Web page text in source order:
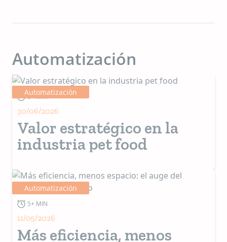
Automatización
Automatización
6+ MIN
30/06/2026
Valor estratégico en la
industria pet food
Automatización
5+ MIN
11/05/2026
Más eficiencia, menos